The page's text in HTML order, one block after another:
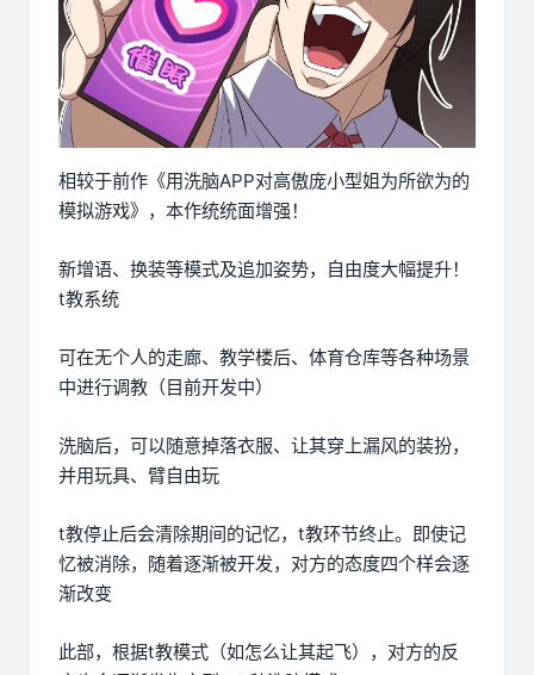
相较于前作《用洗脑APP对高傲庞小型姐为所欲为的
模拟游戏》，本作统统面增强！
新增语、换装等模式及追加姿势，自由度大幅提升！
t教系统
可在无个人的走廊、教学楼后、体育仓库等各种场景
中进行调教（目前开发中）
洗脑后，可以随意掉落衣服、让其穿上漏风的装扮，
并用玩具、臂自由玩
t教停止后会清除期间的记忆，t教环节终止。即使记
忆被消除，随着逐渐被开发，对方的态度四个样会逐
渐改变
此部，根据t教模式（如怎么让其起飞），对方的反